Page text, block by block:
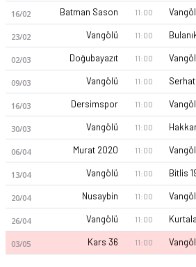
Vangölü Sportif Faaliyetler Spor 25-
16/02 Batman Sason 11:00
23/02 Vangölü 11:00
02/03 Doğubayazıt 11:00
09/03 Vangölü 11:00
16/03 Dersimspor 11:00
30/03 Vangölü 11:00
06/04 Murat 2020 11:00
13/04 Vangölü 11:00 Bitlis
20/04 Nusaybin 11:00
26/04 Vangölü 11:00
03/05 Kars 36 11:00